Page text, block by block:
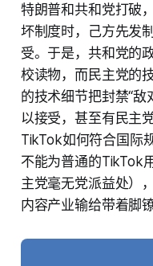
特朗普和共和党打破
坏制度时，己方先发
受。于是，共和党的
校读物，而民主党的
的技术细节把封禁“
以接受，甚至有民主
TikTok如何符合国际
不能为普通的TikTok
主党毫无党派益处）
内容产业输给带着脚